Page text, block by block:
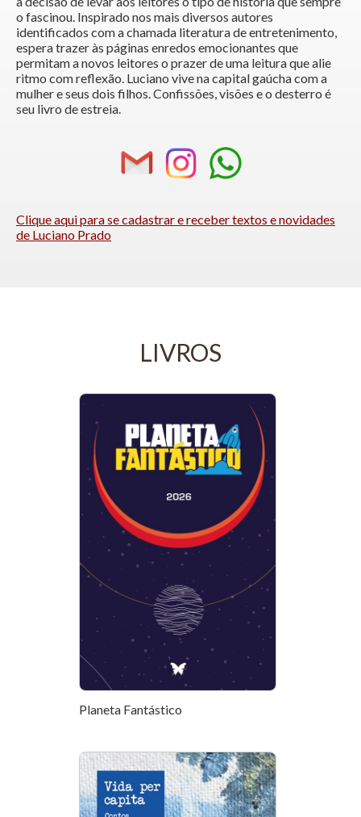
o fascinou. Inspirado nos mais diversos autores
identificados com a chamada literatura de entretenimento,
espera trazer às páginas enredos emocionantes que
permitam a novos leitores o prazer de uma leitura que alie
ritmo com reflexão. Luciano vive na capital gaúcha com a
mulher e seus dois filhos. Confissões, visões e o desterro é
seu livro de estreia.
Clique aqui para se cadastrar e receber textos e novidades
de Luciano Prado
LIVROS
Planeta Fantástico